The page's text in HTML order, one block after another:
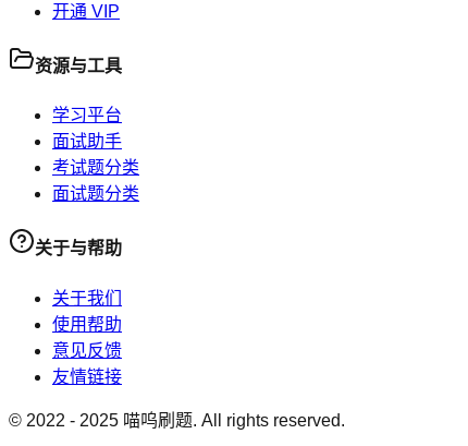
开通 VIP
资源与工具
学习平台
面试助手
考试题分类
面试题分类
关于与帮助
关于我们
使用帮助
意见反馈
友情链接
© 2022 - 2025 喵呜刷题. All rights reserved.